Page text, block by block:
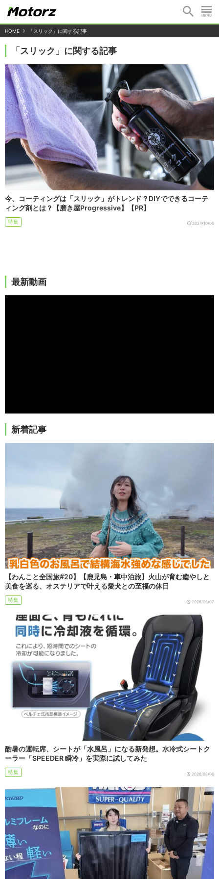
HOME 「スリック」に関する記事
「スリック」に関する記事
今、コーティングは「スリック」がトレンド？DIYでできるコーテ
ィング剤とは？【磨き屋Progressive】【PR】
特集 2024/10/06
最新動画
新着記事
【わんこと全国旅#20】【鹿児島・車中泊旅】火山が育む癒やしと
美食を巡る、オステリアで叶える愛犬との至福の休日
特集 2026/08/07
酷暑の運転席、シートが「水風呂」になる新発想。水冷式シートク
ーラー「SPEEDER 瞬冷」を実際に試してみた
特集 2026/08/06